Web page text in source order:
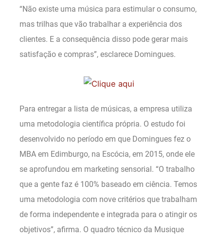
“Não existe uma música para estimular o consumo,
mas trilhas que vão trabalhar a experiência dos
clientes. E a consequência disso pode gerar mais
satisfação e compras”, esclarece Domingues.
Para entregar a lista de músicas, a empresa utiliza
uma metodologia científica própria. O estudo foi
desenvolvido no período em que Domingues fez o
MBA em Edimburgo, na Escócia, em 2015, onde ele
se aprofundou em marketing sensorial. “O trabalho
que a gente faz é 100% baseado em ciência. Temos
uma metodologia com nove critérios que trabalham
de forma independente e integrada para o atingir os
objetivos”, afirma. O quadro técnico da Musique